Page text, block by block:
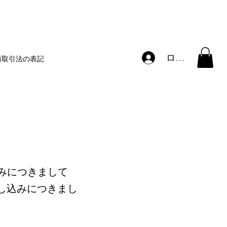
ログイン
引法の表記
につきまして
込みにつきまし